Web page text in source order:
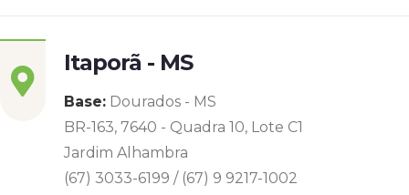
Itaporã - MS
Base: Dourados - MS
BR-163, 7640 - Quadra 10, Lote C1
Jardim Alhambra
(67) 3033-6199 / (67) 9 9217-1002